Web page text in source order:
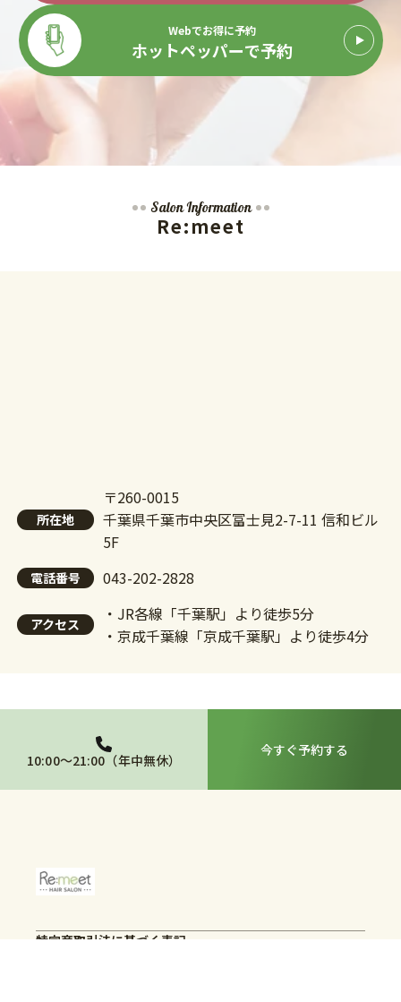
Webでお得に予約
ホットペッパーで予約
Salon Information
Re:meet
所在地
〒260-0015
千葉県千葉市中央区富士見2-7-11 信和ビル
5F
電話番号 043-202-2828
アクセス
・JR各線「千葉駅」より徒歩5分
・京成千葉線「京成千葉駅」より徒歩4分
10:00～21:00（年中無休）
今すぐ予約する
特定商取引法に基づく表記